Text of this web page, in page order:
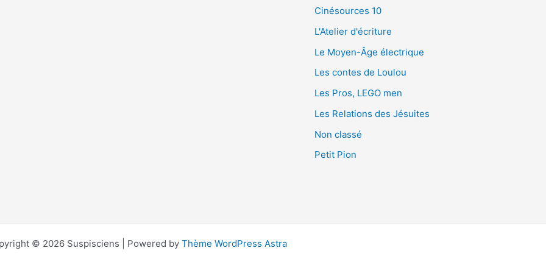
Cinésources 10
L'Atelier d'écriture
Le Moyen-Âge électrique
Les contes de Loulou
Les Pros, LEGO men
Les Relations des Jésuites
Non classé
Petit Pion
© 2026 Suspisciens | Powered by Thème WordPress Astra